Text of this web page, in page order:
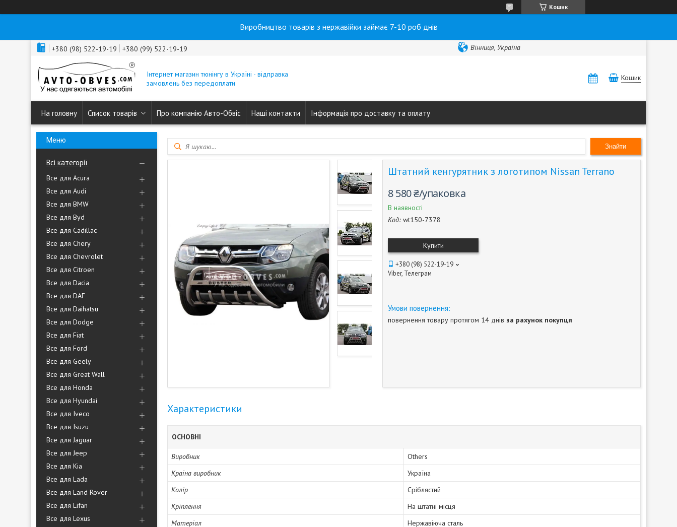
Кошик
Виробництво товарів з нержавійки займає 7-10 роб днів
+380 (98) 522-19-19 +380 (99) 522-19-19 Вінниця, Україна
Інтернет магазин тюнінгу в Україні - відправка
замовлень без передоплати
Кошик
На головну Список товарів Про компанію Авто-Обвіс Наші контакти Інформація про доставку та оплату
Всі категорії
Все для Acura
Все для Audi
Все для BMW
Все для Byd
Все для Cadillac
Все для Chery
Все для Chevrolet
Все для Citroen
Все для Dacia
Все для DAF
Все для Daihatsu
Все для Dodge
Все для Fiat
Все для Ford
Все для Geely
Все для Great Wall
Все для Honda
Все для Hyundai
Все для Iveco
Все для Isuzu
Все для Jaguar
Все для Jeep
Все для Kia
Все для Lada
Все для Land Rover
Все для Lifan
Все для Lexus
Знайти
Штатний кенгурятник з логотипом Nissan Terrano
8 580 ₴/упаковка
В наявності
Код: wt150-7378
Купити
+380 (98) 522-19-19
Viber, Телеграм
повернення товару протягом 14 днів за рахунок покупця
Характеристики
ОСНОВНІ
Виробник
Others
Країна виробник
Україна
Колір
Сріблястий
Кріплення
На штатні місця
Матеріал
Нержавіюча сталь